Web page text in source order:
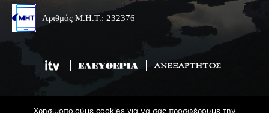
Αριθμός Μ.Η.Τ.: 232376
Χρησιμοποιούμε cookies για να σας προσφέρουμε την